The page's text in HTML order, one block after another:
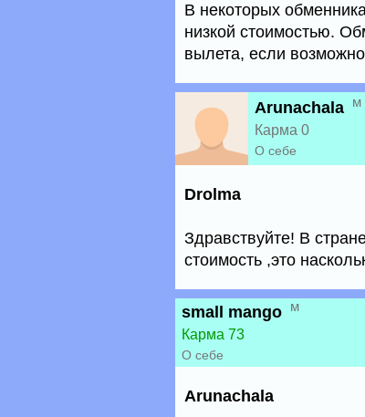
В некоторых
низкой стоимостью.
вылета, если
Arunachala м
Карма 0
О себе
Drolma
Здравствуйте! В
стоимость ,это
small mango м
Карма 73
О себе
Arunachala